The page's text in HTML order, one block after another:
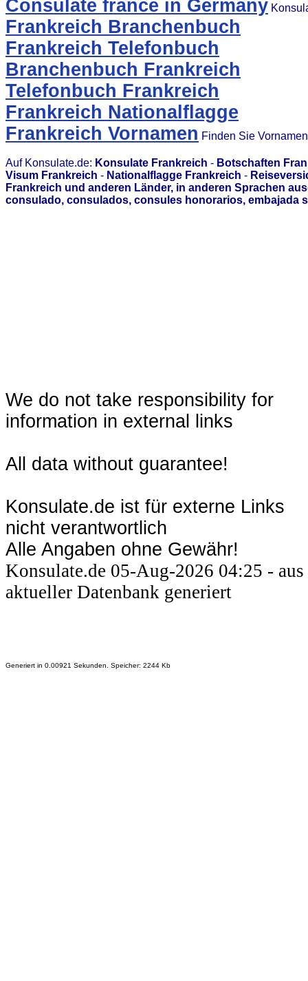
Consulate france in Germany
Frankreich Branchenbuch
Frankreich Telefonbuch
Branchenbuch Frankreich
Telefonbuch Frankreich
Frankreich Nationalflagge
Frankreich Vornamen Finden Sie
Auf Konsulate.de: Konsulate Frankreich - Botschaften
Visum Frankreich - Nationalflagge Frankreich -
Frankreich und anderen Länder, in anderen Sprachen
consulado, consulados, consules honorarios, embajada
We do not take responsibility for
information in external links
All data without guarantee!
Konsulate.de ist für externe Links
nicht verantwortlich
Alle Angaben ohne Gewähr!
Konsulate.de 05-Aug-2026 04:25 - aus
aktueller Datenbank generiert
Generiert in 0.00921 Sekunden. Speicher: 2244 Kb